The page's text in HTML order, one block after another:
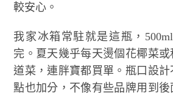
較安心。
我家冰箱常駐就是這瓶，
完。夏天幾乎每天燙個花椰菜
道菜，連胖寶都買單。瓶口設
點也加分，不像有些品牌用到